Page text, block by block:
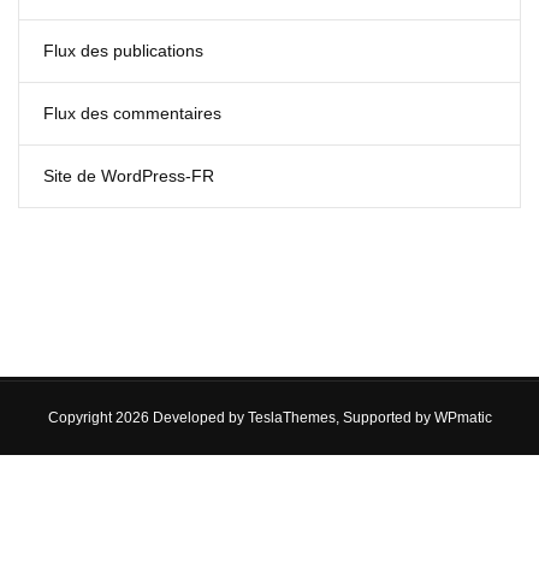
Flux des publications
Flux des commentaires
Site de WordPress-FR
Copyright 2026 Developed by TeslaThemes, Supported by WPmatic